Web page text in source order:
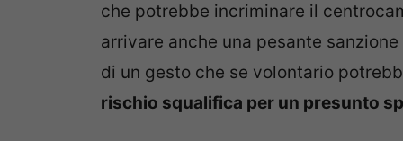
che potrebbe incriminare il
arrivare anche una pesante
di un gesto che se volontario
rischio squalifica per un presunto